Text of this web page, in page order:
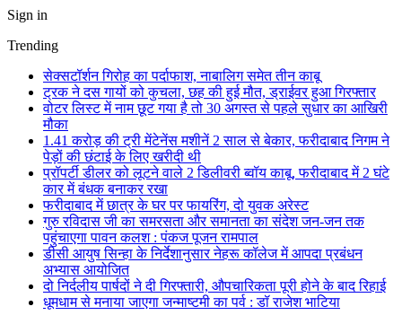
Sign in
Trending
सेक्सटॉर्शन गिरोह का पर्दाफाश, नाबालिग समेत तीन काबू
ट्रक ने दस गायों को कुचला, छह की हुई मौत, ड्राईवर हुआ गिरफ्तार
वोटर लिस्ट में नाम छूट गया है तो 30 अगस्त से पहले सुधार का आखिरी
मौका
1.41 करोड़ की ट्री मेंटेनेंस मशीनें 2 साल से बेकार, फरीदाबाद निगम ने
पेड़ों की छंटाई के लिए खरीदी थी
प्रॉपर्टी डीलर को लूटने वाले 2 डिलीवरी ब्वॉय काबू, फरीदाबाद में 2 घंटे
कार में बंधक बनाकर रखा
फरीदाबाद में छात्र के घर पर फायरिंग, दो युवक अरेस्ट
गुरु रविदास जी का समरसता और समानता का संदेश जन-जन तक
पहुंचाएगा पावन कलश : पंकज पूजन रामपाल
डीसी आयुष सिन्हा के निर्देशानुसार नेहरू कॉलेज में आपदा प्रबंधन
अभ्यास आयोजित
दो निर्दलीय पार्षदों ने दी गिरफ्तारी, औपचारिकता पूरी होने के बाद रिहाई
धूमधाम से मनाया जाएगा जन्माष्टमी का पर्व : डॉ राजेश भाटिया